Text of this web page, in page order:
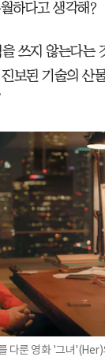
하다고 생각해?
쓰지 않는다는
보된 기술의 산
다룬 영화 '그녀'(Her)